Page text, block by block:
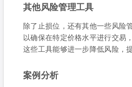
其他风险管理工具
除了止损位，还有其他一些风险
以确保在特定价格水平进行交易
这些工具能够进一步降低风险，
案例分析